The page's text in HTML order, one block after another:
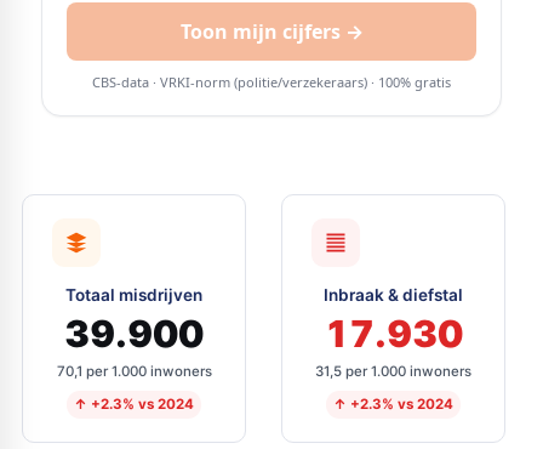
Totaal misdrijven
39.900
70,1 per 1.000 inwoners
↑ +2.3% vs 2024
Inbraak & diefstal
17.930
31,5 per 1.000 inwoners
↑ +2.3% vs 2024